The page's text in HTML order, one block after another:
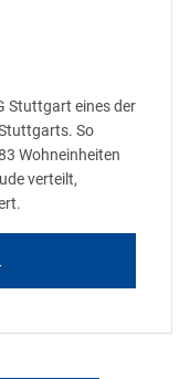
Stuttgart eines der
So
Wohneinheiten
verteilt,